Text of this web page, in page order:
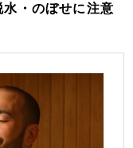
水・のぼせに注意